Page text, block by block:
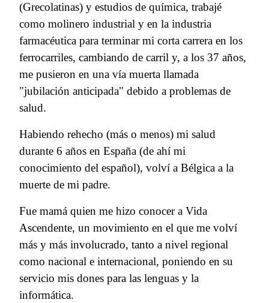
(Grecolatinas) y estudios de química, trabajé
como molinero industrial y en la industria
farmacéutica para terminar mi corta carrera en los
ferrocarriles, cambiando de carril y, a los 37 años,
me pusieron en una vía muerta llamada
"jubilación anticipada" debido a problemas de
salud.
Habiendo rehecho (más o menos) mi salud
durante 6 años en España (de ahí mi
conocimiento del español), volví a Bélgica a la
muerte de mi padre.
Fue mamá quien me hizo conocer a Vida
Ascendente, un movimiento en el que me volví
más y más involucrado, tanto a nivel regional
como nacional e internacional, poniendo en su
servicio mis dones para las lenguas y la
informática.